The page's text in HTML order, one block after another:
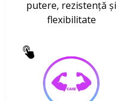
putere, rezistență și
flexibilitate